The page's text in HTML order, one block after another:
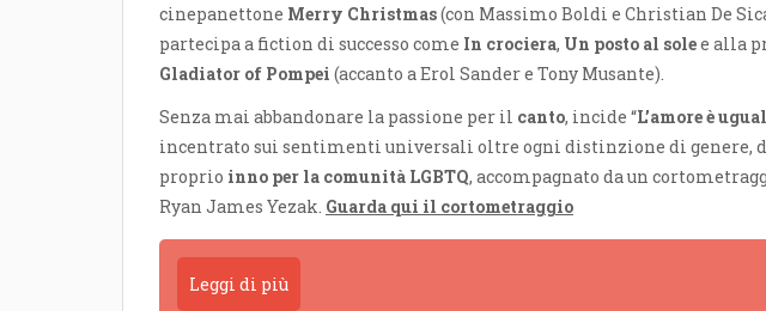
cinepanettone Merry Christmas(con Massimo Boldi e Christian De
partecipa a fiction di successo come In crociera, Un posto al solee alla
Gladiator of Pompei (accanto a Erol Sander e Tony Musante).
Senza mai abbandonare la passione per il canto, incide “L’amore è
incentrato sui sentimenti universali oltre ogni distinzione di genere,
proprio inno per la comunità LGBTQ, accompagnato da un
Ryan James Yezak. Guarda qui il cortometraggio
Leggi di più